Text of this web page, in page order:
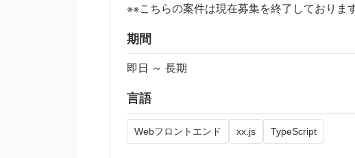
※※こちらの案件は現在募集を終了しておりま
期間
即日 ～ 長期
言語
Webフロントエンド xx.js TypeScript